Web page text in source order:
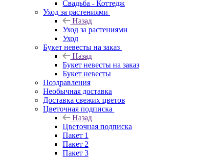
Свадьба - Коттедж
Уход за растениями
Назад
Уход за растениями
Уход
Букет невесты на заказ
Назад
Букет невесты на заказ
Букет невесты
Поздравления
Необычная доставка
Доставка свежих цветов
Цветочная подписка
Назад
Цветочная подписка
Пакет 1
Пакет 2
Пакет 3